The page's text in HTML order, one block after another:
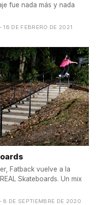
fue nada más y nada
18 DE FEBRERO DE 2021
Fatback vuelve a la
Skateboards. Un mix
8 DE SEPTIEMBRE DE 2020